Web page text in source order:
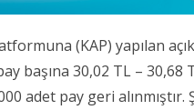
(KAP) yapılan
başına 30,02 TL – 30,68
adet pay geri alınmıştır.